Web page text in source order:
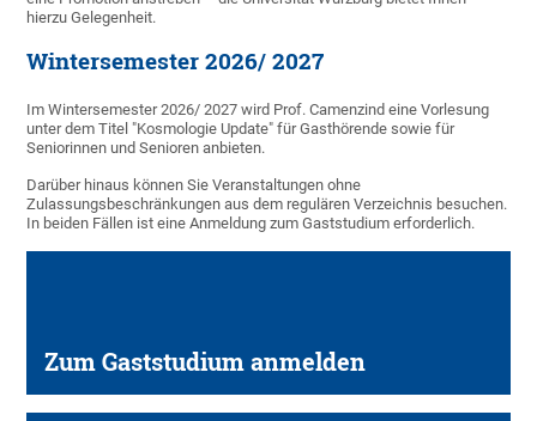
hierzu Gelegenheit.
Wintersemester 2026/ 2027
Im Wintersemester 2026/ 2027 wird Prof. Camenzind eine Vorlesung
unter dem Titel "Kosmologie Update" für Gasthörende sowie für
Seniorinnen und Senioren anbieten.
Darüber hinaus können Sie Veranstaltungen ohne
Zulassungsbeschränkungen aus dem regulären Verzeichnis besuchen.
In beiden Fällen ist eine Anmeldung zum Gaststudium erforderlich.
Zum Gaststudium anmelden